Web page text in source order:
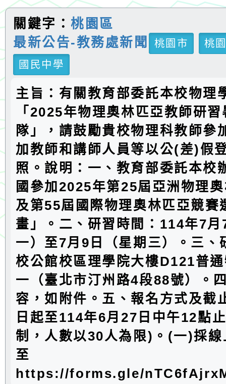
關鍵字：桃園區
最新公告-教務處新聞
桃園市
桃
國民中學
主旨：有關教育部委託本校物理
「2025年物理奧林匹亞教師研
隊」，請鼓勵貴校物理科教師參
加教師和講師人員等以公(差)假
照。說明：一、教育部委託本校
國參加2025年第25屆亞洲物理
及第55屆國際物理奧林匹亞競賽
畫」。二、研習時間：114年7月
一）至7月9日（星期三）。三、
校公館校區理學院大樓D121普
一（臺北市汀州路4段88號）。
容，如附件。五、報名方式及截
日起至114年6月27日中午12點
制，人數以30人為限)。(一)採
至
https://forms.gle/